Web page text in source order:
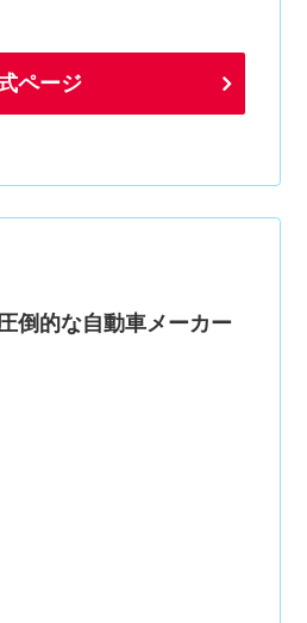
ページ
倒的な自動車メーカー